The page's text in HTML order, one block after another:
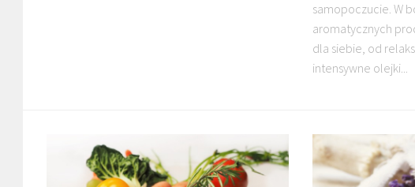
samopoczucie. W
aromatycznych
dla siebie, od
intensywne olejki...